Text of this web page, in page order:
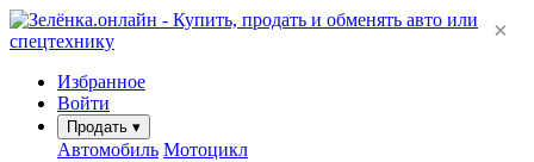
Избранное
Войти
Продать ▾
Автомобиль Мотоцикл
×